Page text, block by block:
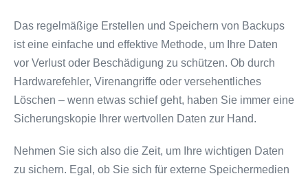
Das regelmäßige Erstellen und Speichern von Backups
ist eine einfache und effektive Methode, um Ihre Daten
vor Verlust oder Beschädigung zu schützen. Ob durch
Hardwarefehler, Virenangriffe oder versehentliches
Löschen – wenn etwas schief geht, haben Sie immer eine
Sicherungskopie Ihrer wertvollen Daten zur Hand.
Nehmen Sie sich also die Zeit, um Ihre wichtigen Daten
zu sichern. Egal, ob Sie sich für externe Speichermedien